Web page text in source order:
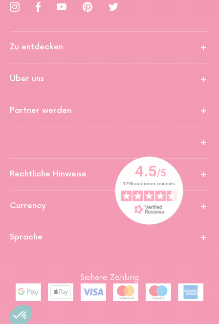
Zu entdecken
Über uns
Partner werden
Rechtliche Hinweise
Currency
Sprache
Sichere Zahlung